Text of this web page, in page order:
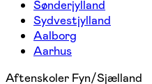
Sønderjylland
Sydvestjylland
Aalborg
Aarhus
Aftenskoler Fyn/Sjælland